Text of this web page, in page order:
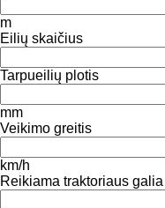
m
Eilių skaičius
Tarpueilių plotis
mm
Veikimo greitis
km/h
Reikiama traktoriaus galia